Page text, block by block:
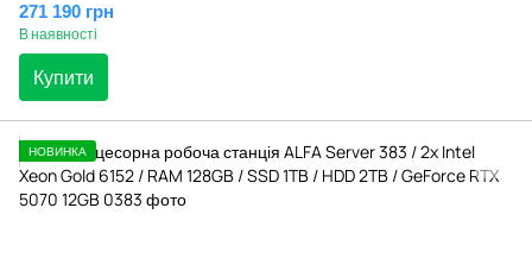
271 190 грн
В наявності
Купити
НОВИНКА